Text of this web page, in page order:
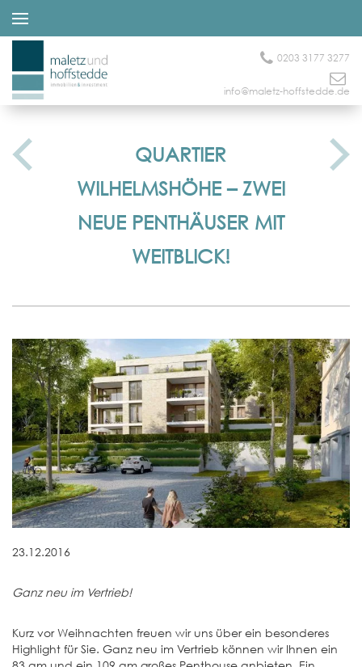
0203 3177 3277
info@maletz-hoffstedde.de
QUARTIER
WILHELMSHÖHE – ZWEI
NEUE PENTHÄUSER MIT
WEITBLICK!
23.12.2016
Ganz neu im Vertrieb!
Kurz vor Weihnachten freuen wir uns über ein besonderes
Highlight für Sie. Ganz neu im Vertrieb können wir Ihnen ein